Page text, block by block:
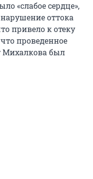
«слабое сердце»,
оттока
привело к отеку
проведенное
Михалкова был